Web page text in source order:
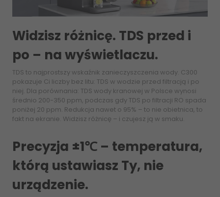
Widzisz różnicę. TDS przed i
po – na wyświetlaczu.
TDS to najprostszy wskaźnik zanieczyszczenia wody. C300
pokazuje Ci liczby bez litu: TDS w wodzie przed filtracją i po
niej. Dla porównania: TDS wody kranowej w Polsce wynosi
średnio 200-350 ppm, podczas gdy TDS po filtracji RO spada
poniżej 20 ppm. Redukcja nawet o 95% – to nie obietnica, to
fakt na ekranie. Widzisz różnicę – i czujesz ją w smaku.
Precyzja ±1℃ – temperatura,
którą ustawiasz Ty, nie
urządzenie.